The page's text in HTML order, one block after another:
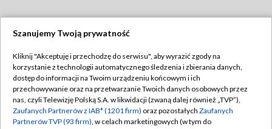
TVP
Abonament TVP
Emisja w TVP
Regulamin TVP
Polityka prywatności
Szanujemy Twoją prywatność
Kliknij "Akceptuję i przechodzę do serwisu", aby wyrazić zgody na
korzystanie z technologii automatycznego śledzenia i zbierania danych,
dostęp do informacji na Twoim urządzeniu końcowym i ich
przechowywanie oraz na przetwarzanie Twoich danych osobowych przez
nas, czyli Telewizję Polską S.A. w likwidacji (zwaną dalej również „TVP”),
Zaufanych Partnerów z IAB* (1201 firm) oraz pozostałych Zaufanych
Partnerów TVP (93 firm), w celach marketingowych (w tym do